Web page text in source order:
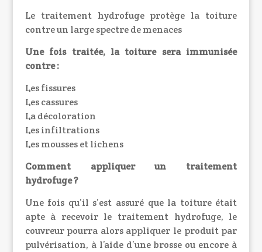
Le traitement hydrofuge protège la toiture
contre un large spectre de menaces
Une fois traitée, la toiture sera immunisée
contre :
Les fissures
Les cassures
La décoloration
Les infiltrations
Les mousses et lichens
Comment appliquer un traitement
hydrofuge ?
Une fois qu’il s’est assuré que la toiture était
apte à recevoir le traitement hydrofuge, le
couvreur pourra alors appliquer le produit par
pulvérisation, à l’aide d’une brosse ou encore à